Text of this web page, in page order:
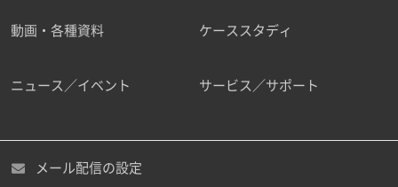
動画・各種資料 ケーススタディ
ニュース／イベント サービス／サポート
メール配信の設定